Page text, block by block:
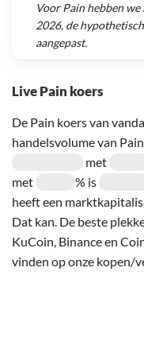
Live Pain koers
De Pain koers van
handelsvolume van
met
met
% is
heeft een
Dat kan. De beste
KuCoin, Binance en
vinden op onze kopen/
VoorPainhebben we
2026, de
aangepast.